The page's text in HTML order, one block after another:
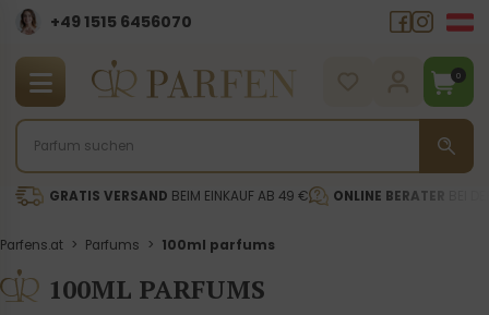
+49 1515 6456070
0
GRATIS VERSAND BEIM EINKAUF AB 49 € ONLINE BERATER
Parfens.at > Parfums > 100ml parfums
100ML PARFUMS